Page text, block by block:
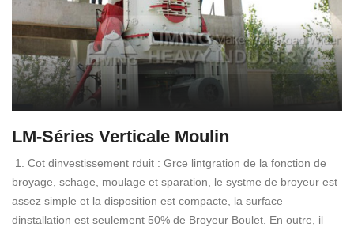
LM-Séries Verticale Moulin
1. Cot dinvestissement rduit : Grce lintgration de la fonction de
broyage, schage, moulage et sparation, le systme de broyeur est
assez simple et la disposition est compacte, la surface
dinstallation est seulement 50% de Broyeur Boulet. En outre, il